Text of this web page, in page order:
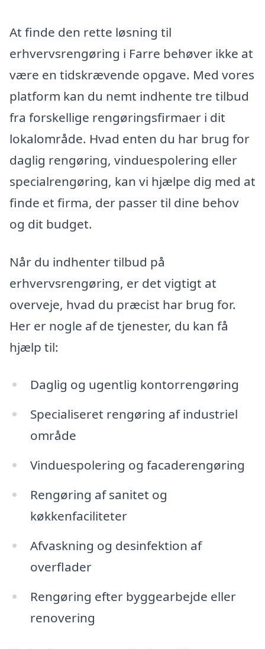
At finde den rette løsning til
erhvervsrengøring i Farre behøver ikke at
være en tidskrævende opgave. Med vores
platform kan du nemt indhente tre tilbud
fra forskellige rengøringsfirmaer i dit
lokalområde. Hvad enten du har brug for
daglig rengøring, vinduespolering eller
specialrengøring, kan vi hjælpe dig med at
finde et firma, der passer til dine behov
og dit budget.
Når du indhenter tilbud på
erhvervsrengøring, er det vigtigt at
overveje, hvad du præcist har brug for.
Her er nogle af de tjenester, du kan få
hjælp til:
Daglig og ugentlig kontorrengøring
Specialiseret rengøring af industriel
område
Vinduespolering og facaderengøring
Rengøring af sanitet og
køkkenfaciliteter
Afvaskning og desinfektion af
overflader
Rengøring efter byggearbejde eller
renovering